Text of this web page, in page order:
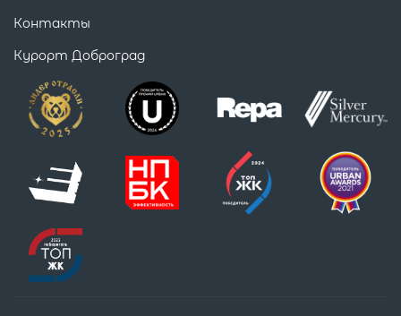
Контакты
Курорт Доброград